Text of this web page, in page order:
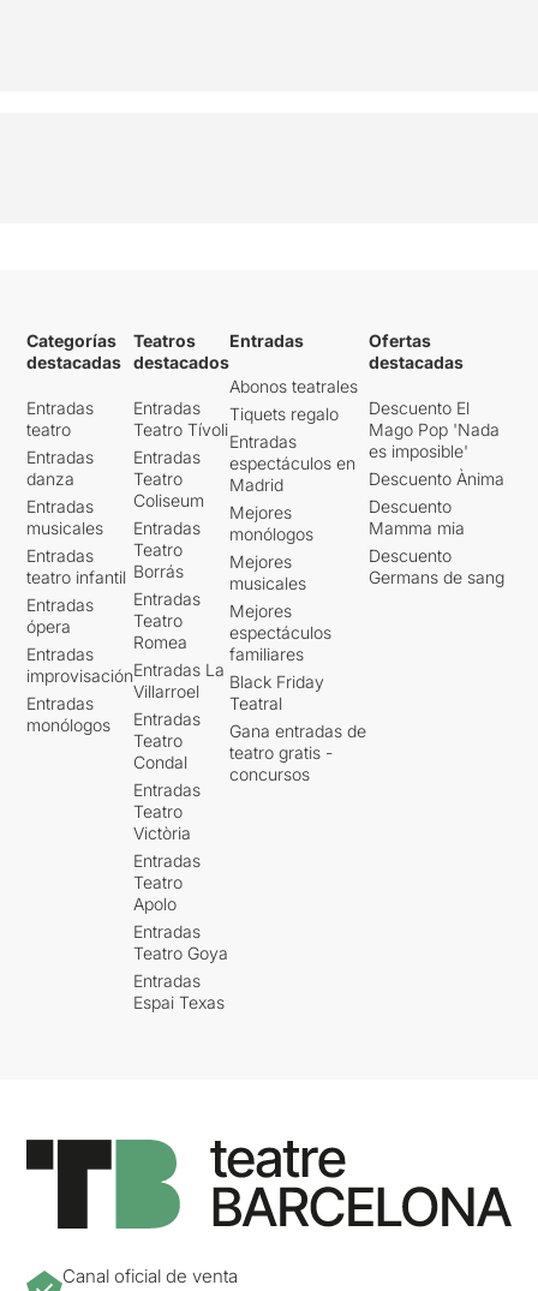
Categorías
destacadas
Entradas
teatro
Entradas
danza
Entradas
musicales
Entradas
teatro infantil
Entradas
ópera
Entradas
improvisación
Entradas
monólogos
Teatros
destacados
Entradas
Teatro Tívoli
Entradas
Teatro
Coliseum
Entradas
Teatro
Borrás
Entradas
Teatro
Romea
Entradas La
Villarroel
Entradas
Teatro
Condal
Entradas
Teatro
Victòria
Entradas
Teatro
Apolo
Entradas
Teatro Goya
Entradas
Espai Texas
Entradas
Abonos teatrales
Tiquets regalo
Entradas
espectáculos en
Madrid
Mejores
monólogos
Mejores
musicales
Mejores
espectáculos
familiares
Black Friday
Teatral
Gana entradas de
teatro gratis -
concursos
Ofertas
destacadas
Descuento El
Mago Pop 'Nada
es imposible'
Descuento Ànima
Descuento
Mamma mia
Descuento
Germans de sang
Canal oficial de venta